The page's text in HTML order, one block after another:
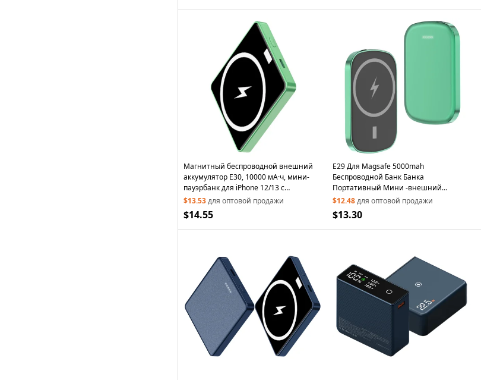
Магнитный беспроводной внешний
аккумулятор E30, 10000 мА·ч, мини-
пауэрбанк для iPhone 12/13 с
поддержкой быстрой зарядки PD 20 В
— зеленый
$13.53для оптовой продажи
$14.55
E29 Для Magsafe 5000mah
Беспроводной Банк Банка
Портативный Мини -внешний
Аккумулятор Для Iphone 12/13
Поддержка Серии 20 вт Быстрая
Зарядка - Зеленый
$12.48для оптовой продажи
$13.30